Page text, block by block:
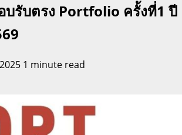
บรับตรง Portfolio ครั้งที่1 ปี
1 minute read